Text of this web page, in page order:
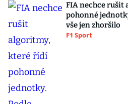
FIA nechce
pohonné
vše jen zhoršilo
F1 Sport